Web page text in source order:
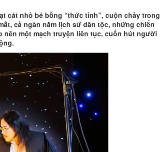
cát nhỏ bé bỗng “thức tỉnh”, cuộn chảy trong
cả ngàn năm lịch sử dân tộc, những chiến
một mạch truyện liên tục, cuốn hút người